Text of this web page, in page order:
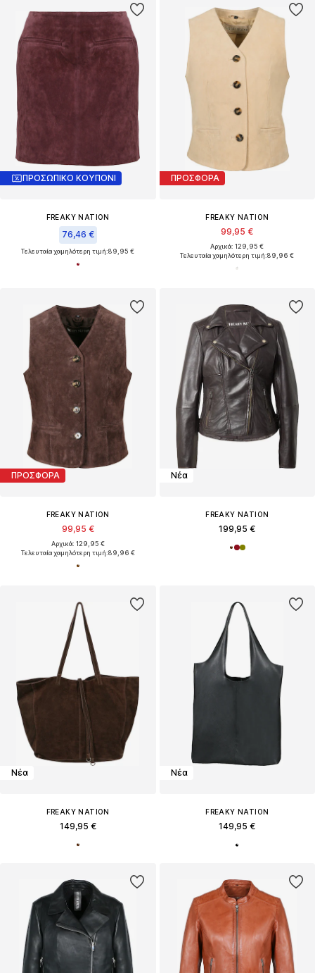
ΠΡΟΣΩΠΙΚΟ ΚΟΥΠΟΝΙ
FREAKY NATION
76,46 €
Τελευταία χαμηλότερη τιμή:89,95 €
ΠΡΟΣΦΟΡΑ
FREAKY NATION
99,95 €
Αρχικά: 129,95 €
Τελευταία χαμηλότερη τιμή:89,96 €
ΠΡΟΣΦΟΡΑ
FREAKY NATION
99,95 €
Αρχικά: 129,95 €
Τελευταία χαμηλότερη τιμή:89,96 €
Νέα
FREAKY NATION
199,95 €
Νέα
FREAKY NATION
149,95 €
Νέα
FREAKY NATION
149,95 €